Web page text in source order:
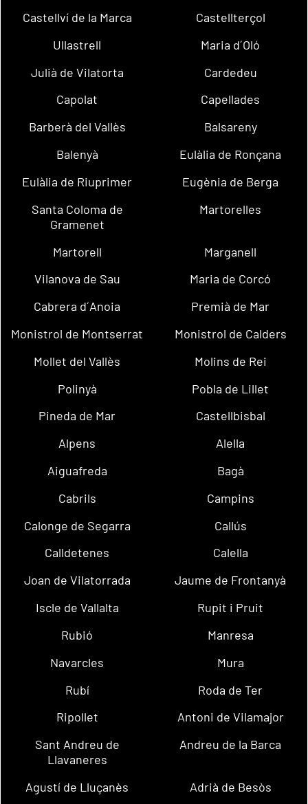
Castellví de la Marca
Castellterçol
Ullastrell
Maria d´Oló
Julià de Vilatorta
Cardedeu
Capolat
Capellades
Barberà del Vallès
Balsareny
Balenyà
Eulàlia de Ronçana
Eulàlia de Riuprimer
Eugènia de Berga
Santa Coloma de
Gramenet
Martorelles
Martorell
Marganell
Vilanova de Sau
Maria de Corcó
Cabrera d´Anoia
Premià de Mar
Monistrol de Montserrat
Monistrol de Calders
Mollet del Vallès
Molins de Rei
Polinyà
Pobla de Lillet
Pineda de Mar
Castellbisbal
Alpens
Alella
Aiguafreda
Bagà
Cabrils
Campins
Calonge de Segarra
Callús
Calldetenes
Calella
Joan de Vilatorrada
Jaume de Frontanyà
Iscle de Vallalta
Rupit i Pruit
Rubió
Manresa
Navarcles
Mura
Rubí
Roda de Ter
Ripollet
Antoni de Vilamajor
Sant Andreu de
Llavaneres
Andreu de la Barca
Agustí de Lluçanès
Adrià de Besòs